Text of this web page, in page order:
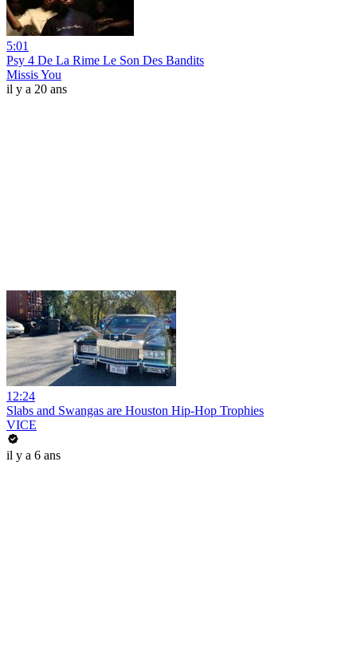
5:01
Psy 4 De La Rime Le Son Des Bandits
Missis You
il y a 20 ans
12:24
Slabs and Swangas are Houston Hip-Hop Trophies
VICE
il y a 6 ans